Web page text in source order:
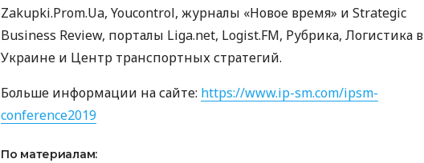
Zakupki.Prom.Ua, Youcontrol, журналы «Новое время» и Strategic
Business Review, порталы Liga.net, Logist.FM, Рубрика, Логистика в
Украине и Центр транспортных стратегий.
Больше информации на сайте: https://www.ip-sm.com/ipsm-
conference2019
По материалам: